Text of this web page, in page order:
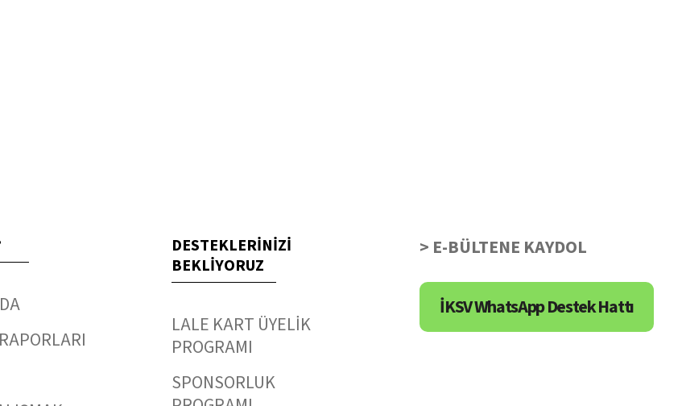
DESTEKLERİNİZİ
BEKLİYORUZ
LALE KART ÜYELİK
PROGRAMI
SPONSORLUK
> E-BÜLTENE KAYDOL
İKSV WhatsApp Destek Hattı